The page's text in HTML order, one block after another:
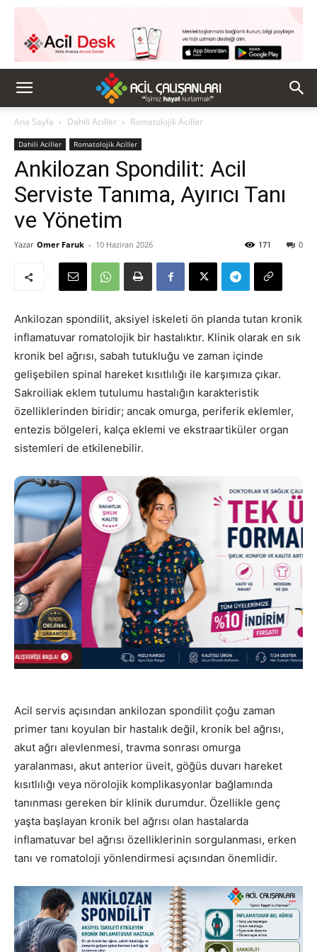
Ana Sayfa Dahili Aciller Romatolojik Aciller
Dahili Aciller Romatolojik Aciller
Ankilozan Spondilit: Acil
Serviste Tanıma, Ayırıcı Tanı
ve Yönetim
Yazar Omer Faruk - 10 Haziran 2026 0
171
Ankilozan spondilit, aksiyel iskeleti ön planda tutan kronik
inflamatuvar romatolojik bir hastalıktır. Klinik olarak en sık
kronik bel ağrısı, sabah tutukluğu ve zaman içinde
gelişebilen spinal hareket kısıtlılığı ile karşımıza çıkar.
Sakroiliak eklem tutulumu hastalığın karakteristik
özelliklerinden biridir; ancak omurga, periferik eklemler,
entezis bölgeleri, kalça eklemi ve ekstraartiküler organ
sistemleri de etkilenebilir.
Acil servis açısından ankilozan spondilit çoğu zaman
primer tanı koyulan bir hastalık değil, kronik bel ağrısı,
akut ağrı alevlenmesi, travma sonrası omurga
yaralanması, akut anterior üveit, göğüs duvarı hareket
kısıtlılığı veya nörolojik komplikasyonlar bağlamında
tanınması gereken bir klinik durumdur. Özellikle genç
yaşta başlayan kronik bel ağrısı olan hastalarda
inflamatuvar bel ağrısı özelliklerinin sorgulanması, erken
tanı ve romatoloji yönlendirmesi açısından önemlidir.